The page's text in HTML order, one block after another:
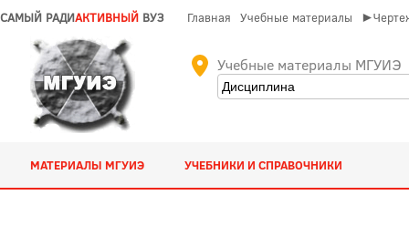
САМЫЙ РАДИАКТИВНЫЙ ВУЗ Главная Учебные материалы
Учебные материалы МГУИЭ
МАТЕРИАЛЫ МГУИЭ УЧЕБНИКИ И СПРАВОЧНИКИ